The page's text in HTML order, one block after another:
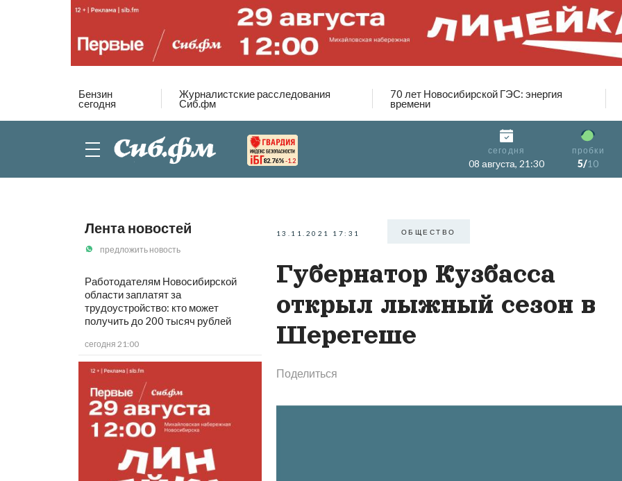
Бензин
сегодня
Журналистские расследования
Сиб.фм
70 лет Новосибирской ГЭС: энергия
времени
82.76% -1.2
сегодня
08 августа, 21:30
пробки
5/10
Лента новостей
предложить новость
Работодателям Новосибирской
области заплатят за
трудоустройство: кто может
получить до 200 тысяч рублей
сегодня 21:00
13.11.2021 17:31 ОБЩЕСТВО
Губернатор Кузбасса
открыл лыжный сезон в
Шерегеше
Поделиться